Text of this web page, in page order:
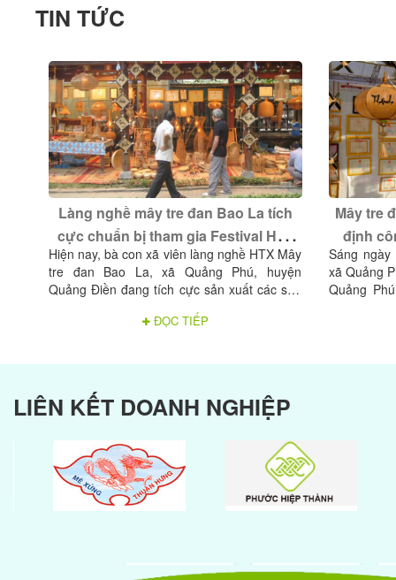
TIN TỨC
Làng nghề mây tre đan Bao La tích
cực chuẩn bị tham gia Festival Huế
và lễ hội "Sóng nước Tam Giang"
Hiện nay, bà con xã viên làng nghề HTX Mây
tre đan Bao La, xã Quảng Phú, huyện
Quảng Điền đang tích cực sản xuất các sản
tiêu dùng để tham gia trưng bày tại lễ hội
ĐỌC TIẾP
Mây tre
định
Sáng
xã Quảng
Quảng
LIÊN KẾT DOANH NGHIỆP